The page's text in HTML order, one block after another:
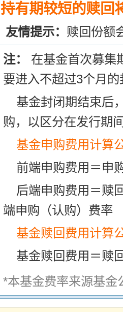
持有期较短的赎回
友情提示： 赎回份额
注： 在基金首次募集
要进入不超过3个月
基金封闭期结束后
购，以区分在发行期
基金申购费用计算
前端申购费用＝申
后端申购费用＝赎
端申购（认购）费率
基金赎回费用计算
基金赎回费用＝赎
*本基金费率来源基金